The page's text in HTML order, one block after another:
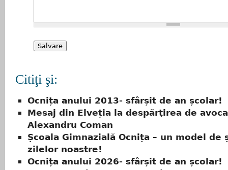
Citiţi şi:
Ocnița anului 2013- sfârșit de an școlar!
Mesaj din Elveția la despărţirea de
Alexandru Coman
Școala Gimnazială Ocnița – un model de
zilelor noastre!
Ocnița anului 2026- sfârșit de an școlar!